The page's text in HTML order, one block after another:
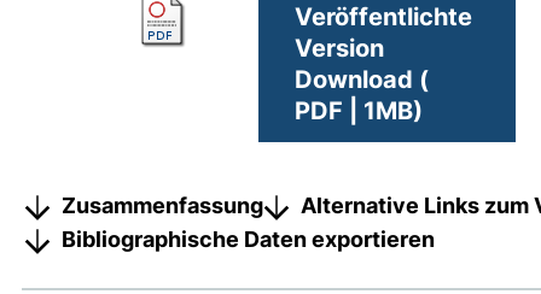
Veröffentlichte
Version
Download (
PDF | 1MB)
Zusammenfassung
Alternative Links zum
Bibliographische Daten exportieren